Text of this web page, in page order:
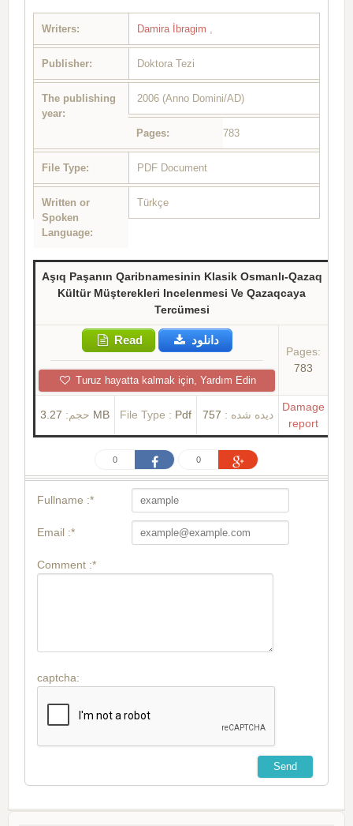
Writers: Damira İbragim
Publisher: Doktora Tezi
The publishing
year:
2006 (Anno Domini/AD)
Pages: 783
File Type: PDF Document
Written or
Spoken
Language:
Türkçe
Aşıq Paşanın Qaribnamesinin Klasik Osmanlı-Qazaq
Kültür Müşterekleri Incelenmesi Ve Qazaqcaya
Tercümesi
Read دانلود
Turuz hayatta kalmak için, Yardım Edin
Pages:
783
حجم: 3.27 MB File Type : Pdf دیده شده : 757
Damage
report
0 0
Fullname :*
Email :*
Comment :*
captcha: